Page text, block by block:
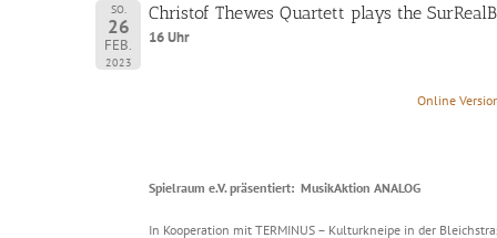
SO.
26
FEB.
2023
Christof Thewes Quartett plays the
16 Uhr
Online
Spielraum e.V. präsentiert: MusikAktion ANALOG
In Kooperation mit TERMINUS – Kulturkneipe in der